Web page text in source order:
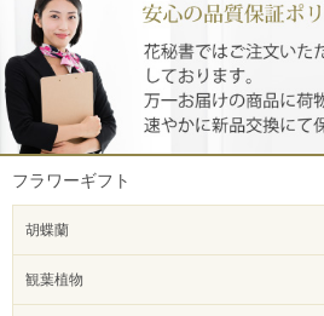
フラワーギフト
胡蝶蘭
観葉植物